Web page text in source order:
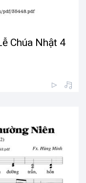
Chúa Nhật 4